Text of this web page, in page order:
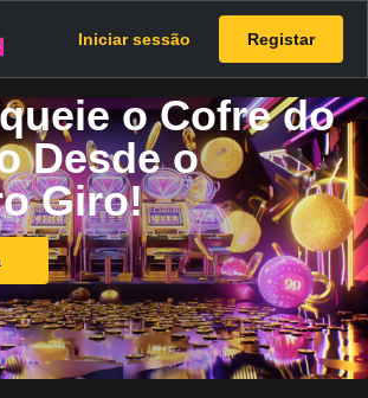
Iniciar sessão Registar
o Cofre do
Desde o
Giro!